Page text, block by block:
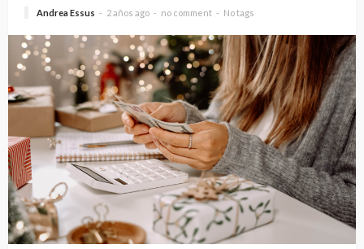
Andrea Essus 2 años ago no comment No tags